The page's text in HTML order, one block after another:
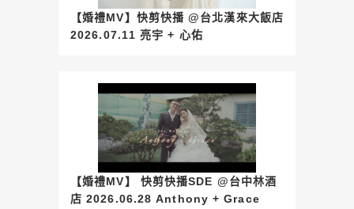
【婚禮MV】快剪快播 @台北漢來大飯店
2026.07.11 亮宇 + 心佑
【婚禮MV】 快剪快播SDE @台中林酒
店 2026.06.28 Anthony + Grace